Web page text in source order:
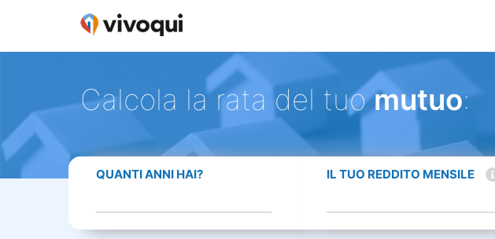
Calcola la rata del tuomutuo:
QUANTI ANNI HAI? IL TUO REDDITO MENSILE